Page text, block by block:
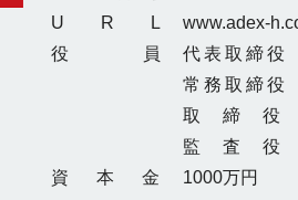
UR
L
www.adex-
役
員 代表取締役
常務取締役
取締 役
監査 役
資本 金 1000万円